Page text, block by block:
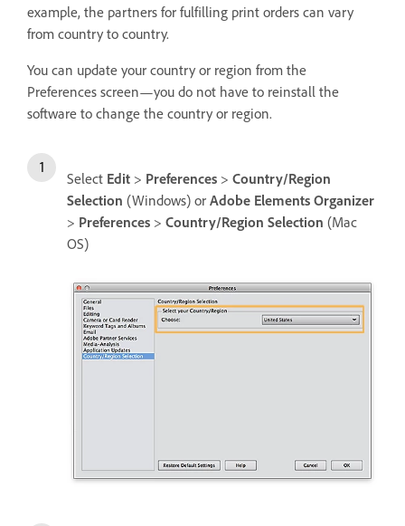
example, the partners for fulfilling print orders can vary
from country to country.
You can update your country or region from the
Preferences screen—you do not have to reinstall the
software to change the country or region.
Select Edit > Preferences > Country/Region
Selection (Windows) or Adobe Elements Organizer
> Preferences > Country/Region Selection (Mac
OS)